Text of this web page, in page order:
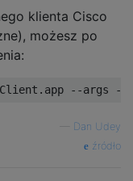
klienta Cisco
możesz po
. app --args -
Dan Udey
źródło